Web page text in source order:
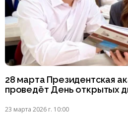
28 марта Президентская
проведёт День открытых
23 марта 2026 г. 10:00